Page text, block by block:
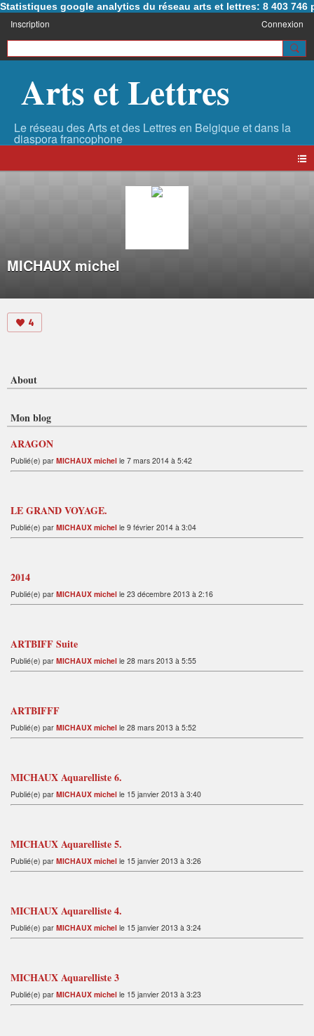
Statistiques google analytics du réseau arts et lettres: 8 403 746
Inscription Connexion
Arts et Lettres
MICHAUX michel
4
About
Mon blog
ARAGON
Publié(e) par MICHAUX michel le 7 mars 2014 à 5:42
LE GRAND VOYAGE.
Publié(e) par MICHAUX michel le 9 février 2014 à 3:04
2014
Publié(e) par MICHAUX michel le 23 décembre 2013 à 2:16
ARTBIFF Suite
Publié(e) par MICHAUX michel le 28 mars 2013 à 5:55
ARTBIFFF
Publié(e) par MICHAUX michel le 28 mars 2013 à 5:52
MICHAUX Aquarelliste 6.
Publié(e) par MICHAUX michel le 15 janvier 2013 à 3:40
MICHAUX Aquarelliste 5.
Publié(e) par MICHAUX michel le 15 janvier 2013 à 3:26
MICHAUX Aquarelliste 4.
Publié(e) par MICHAUX michel le 15 janvier 2013 à 3:24
MICHAUX Aquarelliste 3
Publié(e) par MICHAUX michel le 15 janvier 2013 à 3:23